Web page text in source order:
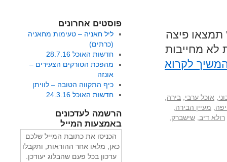
תמצאו פיצה
לא מחייבות
לקרוא
אוכל ערבי בירה
מעיין הבירה
רולא דיב שישברק
פוסטים אחרונים
ליל חאניה – טעימות מחאניה
(כרתים)
חדשות האוכל 28.7.16
מהפכת הטורקים הצעירים –
אונזה
כיף התקווה הטובה – לוויתן
חדשות האוכל 24.3.16
הרשמה לעדכונים
באמצעות המייל
הכניסו את כתובת המייל שלכם
כאן, מלאו אחר ההוראות, ותקבלו
עדכון בכל פעם שהבלוג יעודכן.